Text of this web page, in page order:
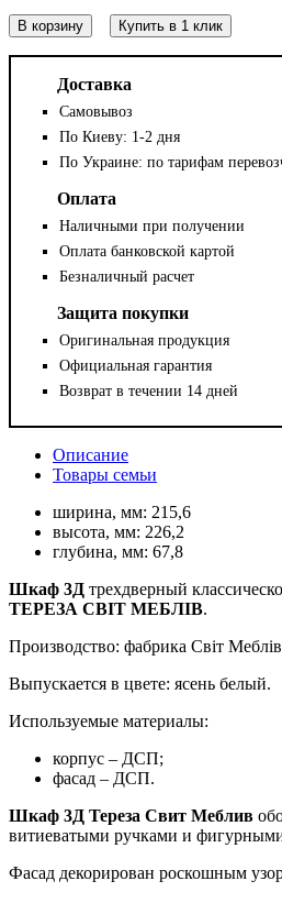
В корзину Купить в 1 клик
Доставка
Самовывоз
По Киеву: 1-2 дня
По Украине: по тарифам
Оплата
Наличными при получении
Оплата банковской картой
Безналичный расчет
Защита покупки
Оригинальная продукция
Официальная гарантия
Возврат в течении 14 дней
Описание
Товары семьи
ширина, мм: 215,6
высота, мм: 226,2
глубина, мм: 67,8
Шкаф 3Д трехдверный
ТЕРЕЗА СВІТ МЕБЛІВ.
Производство: фабрика Світ
Выпускается в цвете: ясень белый.
Используемые материалы:
корпус – ДСП;
фасад – ДСП.
Шкаф 3Д Тереза Свит Меблив
витиеватыми ручками и
Фасад декорирован роскошным